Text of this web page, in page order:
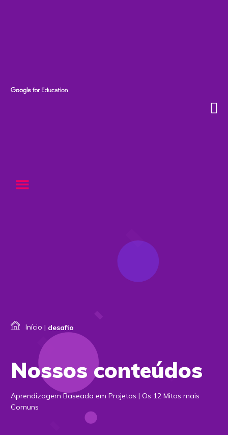
Início | desafio
Nossos conteúdos
Aprendizagem Baseada em Projetos | Os 12 Mitos mais
Comuns